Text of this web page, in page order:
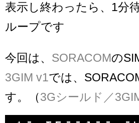
表示し終わったら、1分
ループです
今回は、 SORACOMの
3GIM v1では、
す。（3Gシールド／